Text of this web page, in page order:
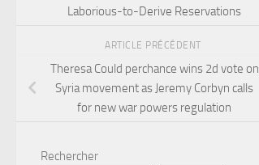
Laborious-to-Derive Reservations
ARTICLE PRÉCÉDENT
Theresa Could perchance wins 2d vote on
Syria movement as Jeremy Corbyn calls
for new war powers regulation
Rechercher